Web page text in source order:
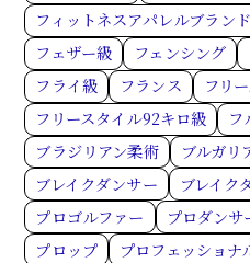
フィットネスアパレルブラン
フェザー級
フェンシング
フライ級
フランス
フリ
フリースタイル92キロ級
フ
ブラジリアン柔術
ブルガリ
ブレイクダンサー
ブレイク
プロゴルファー
プロダンサ
プロップ
プロフェッショナ